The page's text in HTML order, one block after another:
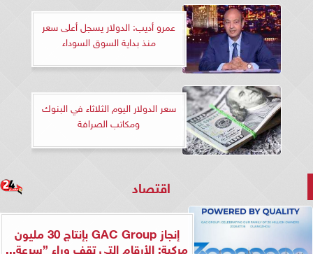
عمرو أديب: الدولار يسجل أعلى سعر
منذ بداية السوق السوداء
سعر الدولار اليوم الثلاثاء في البنوك
ومكاتب الصرافة
اقتصاد
إنجاز GAC Group بإنتاج 30 مليون
مركبة: الأرقام التي تقف وراء ”سرعة...